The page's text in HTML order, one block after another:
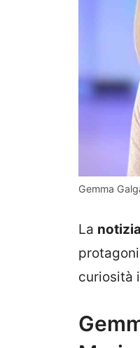
Gemma
La notizia
curiosità